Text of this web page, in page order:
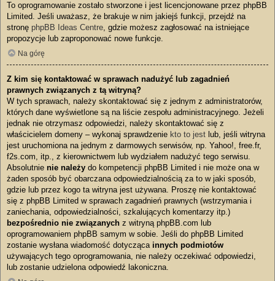
To oprogramowanie zostało stworzone i jest licencjonowane przez phpBB
Limited. Jeśli uważasz, że brakuje w nim jakiejś funkcji, przejdź na
stronę phpBB Ideas Centre, gdzie możesz zagłosować na istniejące
propozycje lub zaproponować nowe funkcje.
Na górę
Z kim się kontaktować w sprawach nadużyć lub zagadnień
prawnych związanych z tą witryną?
W tych sprawach, należy skontaktować się z jednym z administratorów,
których dane wyświetlone są na liście zespołu administracyjnego. Jeżeli
jednak nie otrzymasz odpowiedzi, należy skontaktować się z
właścicielem domeny – wykonaj sprawdzenie kto to jest lub, jeśli witryna
jest uruchomiona na jednym z darmowych serwisów, np. Yahoo!, free.fr,
f2s.com, itp., z kierownictwem lub wydziałem nadużyć tego serwisu.
Absolutnie nie należy do kompetencji phpBB Limited i nie może ona w
żaden sposób być obarczana odpowiedzialnością za to w jaki sposób,
gdzie lub przez kogo ta witryna jest używana. Proszę nie kontaktować
się z phpBB Limited w sprawach zagadnień prawnych (wstrzymania i
zaniechania, odpowiedzialności, szkalujących komentarzy itp.)
bezpośrednio nie związanych z witryną phpBB.com lub
oprogramowaniem phpBB samym w sobie. Jeśli do phpBB Limited
zostanie wysłana wiadomość dotycząca innych podmiotów
używających tego oprogramowania, nie należy oczekiwać odpowiedzi,
lub zostanie udzielona odpowiedź lakoniczna.